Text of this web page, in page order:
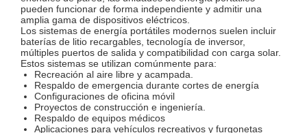
pueden funcionar de forma independiente y admitir una
amplia gama de dispositivos eléctricos.
Los sistemas de energía portátiles modernos suelen incluir
baterías de litio recargables, tecnología de inversor,
múltiples puertos de salida y compatibilidad con carga solar.
Estos sistemas se utilizan comúnmente para:
Recreación al aire libre y acampada.
Respaldo de emergencia durante cortes de energía
Configuraciones de oficina móvil
Proyectos de construcción e ingeniería.
Respaldo de equipos médicos
Aplicaciones para vehículos recreativos y furgonetas